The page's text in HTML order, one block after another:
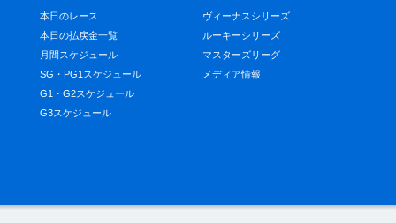
本日のレース
本日の払戻金一覧
月間スケジュール
SG・PG1スケジュール
G1・G2スケジュール
G3スケジュール
ヴィーナスシリーズ
ルーキーシリーズ
マスターズリーグ
メディア情報